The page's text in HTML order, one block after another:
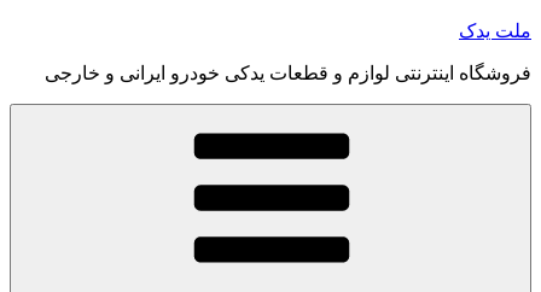
رفتن
محتوا
ملت یدک
فروشگاه اینترنتی لوازم و قطعات یدکی خودرو ایرانی و خارجی